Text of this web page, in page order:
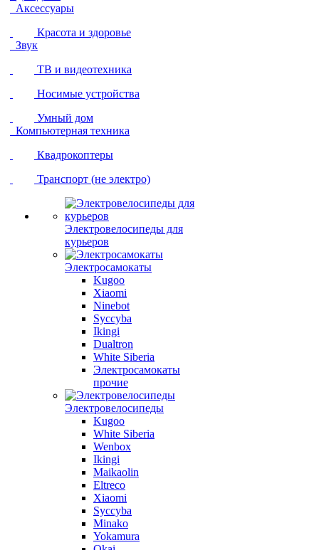
Аксессуары
Красота и здоровье
Звук
ТВ и видеотехника
Носимые устройства
Умный дом
Компьютерная техника
Квадрокоптеры
Транспорт (не электро)
Электровелосипеды для
курьеров
Электросамокаты
Kugoo
Xiaomi
Ninebot
Syccyba
Ikingi
Dualtron
White Siberia
Электросамокаты
прочие
Электровелосипеды
Kugoo
White Siberia
Wenbox
Ikingi
Maikaolin
Eltreco
Xiaomi
Syccyba
Minako
Yokamura